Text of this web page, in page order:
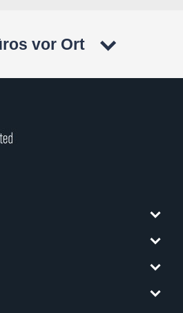
vor Ort